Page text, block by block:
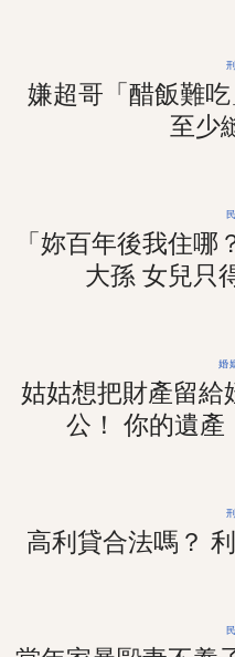
嫌超哥「醋飯難
至少
「妳百年後我住
大孫 女兒只
婚
姑姑想把財產留給
公！ 你的遺產
高利貸合法嗎？